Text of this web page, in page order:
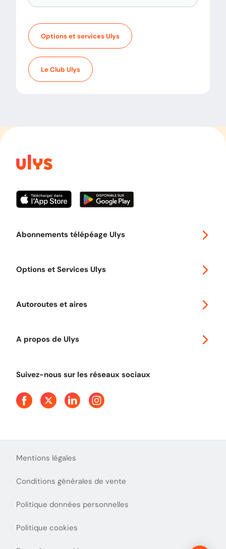
Options et services Ulys
Le Club Ulys
Abonnements télépéage Ulys
Options et Services Ulys
Autoroutes et aires
A propos de Ulys
Presse
Suivez-nous sur les réseaux sociaux
Mentions légales
Conditions générales de vente
Politique données personnelles
Politique cookies